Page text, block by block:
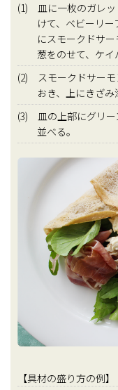
(1) 皿に一枚のガレッ
けて、ベビーリ
にスモークドサ
葱をのせて、ケイ
(2) スモークドサーモ
おき、上にきざみ
(3) 皿の上部にグリー
並べる。
【具材の盛り方の例】